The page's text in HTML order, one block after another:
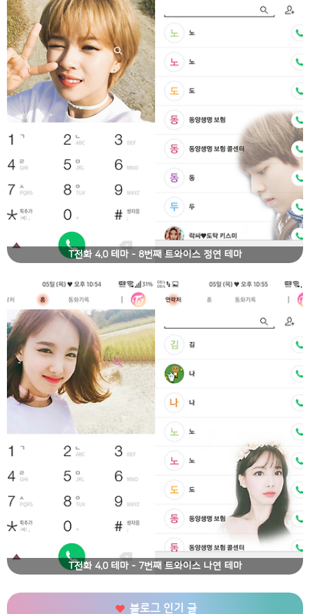
T전화 4.0 테마 - 8번째 트와이스 정연 테마
T전화 4.0 테마 - 7번째 트와이스 나연 테마
블로그 인기 글